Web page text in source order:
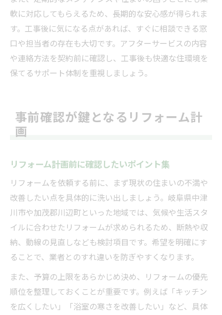
軟に対応してもらえるため、長期的な安心感が得られま
す。工事後に気になる点があれば、すぐに相談できる窓
口や担当者の存在も大切です。アフターサービスの内容
や連絡方法を契約前に確認し、工事後も快適な住環境を
保てるサポート体制を重視しましょう。
事前確認が鍵となるリフォーム計
画
リフォーム計画前に確認したいポイント集
リフォームを依頼する前に、まず現状の住まいの不満や
改善したい点を具体的に洗い出しましょう。岐阜県中津
川市や加茂郡川辺町といった地域では、気候や生活スタ
イルに合わせたリフォームが求められるため、断熱や収
納、動線の見直しなども検討項目です。希望を明確にす
ることで、業者とのすれ違いを防ぎやすくなります。
また、予算の上限をあらかじめ決め、リフォームの優先
順位を整理しておくことが重要です。例えば「キッチン
を広くしたい」「浴室の寒さを改善したい」など、具体